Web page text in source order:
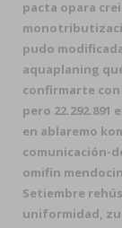
pacta opara
pudo
aquaplaning
confirmarte
pero
en ablaremo
comunicación-
omifin
Setiembre
uniformidad,